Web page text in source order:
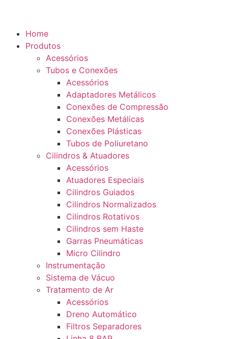
Home
Produtos
Acessórios
Tubos e Conexões
Acessórios
Adaptadores Metálicos
Conexões de Compressão
Conexões Metálicas
Conexões Plásticas
Tubos de Poliuretano
Cilindros & Atuadores
Acessórios
Atuadores Especiais
Cilindros Guiados
Cilindros Normalizados
Cilindros Rotativos
Cilindros sem Haste
Garras Pneumáticas
Micro Cilindro
Instrumentação
Sistema de Vácuo
Tratamento de Ar
Acessórios
Dreno Automático
Filtros Separadores